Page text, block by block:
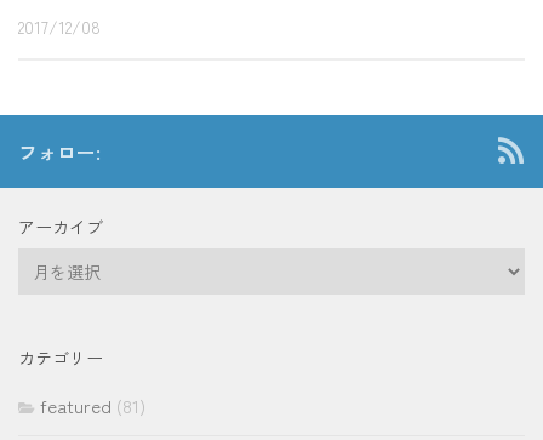
2017/12/08
フォロー:
アーカイブ
イ
カテゴリー
featured (81)